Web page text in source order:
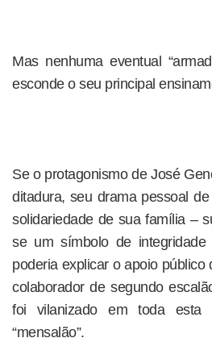
Mas nenhuma eventual
esconde o seu principal
Se o protagonismo de José
ditadura, seu drama pessoal
solidariedade de sua família –
se um símbolo de
poderia explicar o apoio público
colaborador de segundo
foi vilanizado em toda esta
“mensalão”.